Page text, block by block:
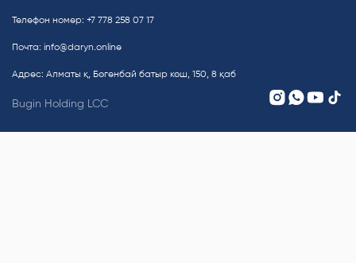
Телефон номер: +7 778 258 07 17
Почта: info@daryn.online
Адрес: Алматы қ, Бөгенбай батыр көш, 150, 8 қаб
Bugin Holding LCC